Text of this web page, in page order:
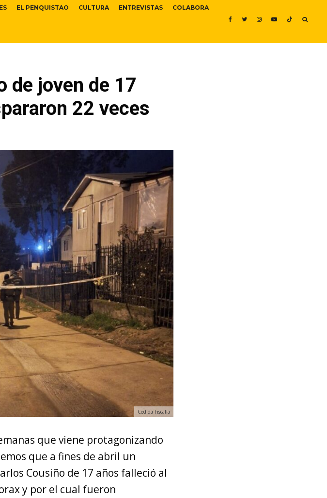
EL PENQUISTAO CULTURA ENTREVISTAS COLABORA
de joven de 17
22 veces
Cedida Fiscalía
que viene protagonizando
que a fines de abril un
Cousiño de 17 años falleció al
y por el cual fueron